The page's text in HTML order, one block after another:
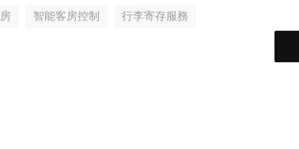
智能客房控制 行李寄存服務